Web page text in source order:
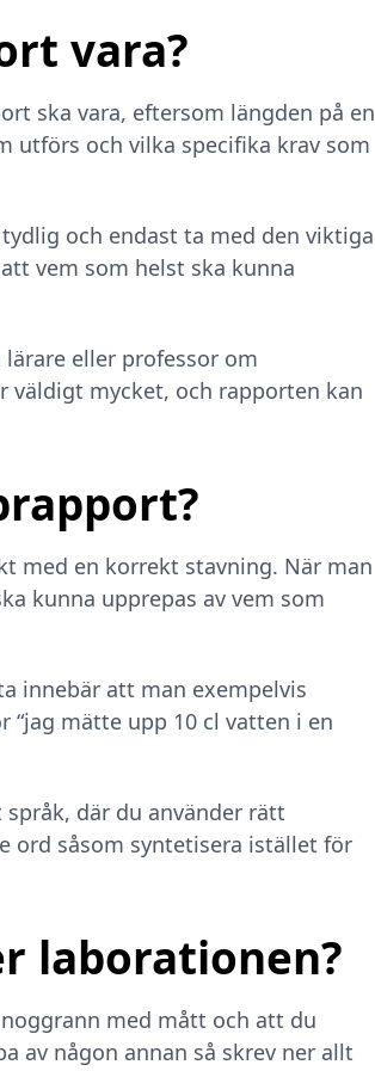
vara?
ska vara, eftersom längden på en
utförs och vilka specifika krav som
och endast ta med den viktiga
vem som helst ska kunna
eller professor om
väldigt mycket, och rapporten kan
med en korrekt stavning. När man
kunna upprepas av vem som
innebär att man exempelvis
“jag mätte upp 10 cl vatten i en
där du använder rätt
ord såsom syntetisera istället för
laborationen?
med mått och att du
av någon annan så skrev ner allt